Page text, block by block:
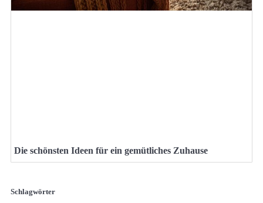
Die schönsten Ideen für ein gemütliches Zuhause
Schlagwörter